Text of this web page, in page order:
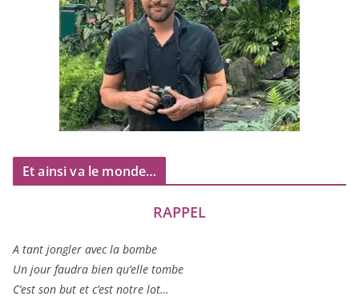
Et ainsi va le monde…
RAPPEL
A tant jon­gler avec la bombe
Un jour fau­dra bien qu’elle tombe
C’est son but et c’est notre lot…